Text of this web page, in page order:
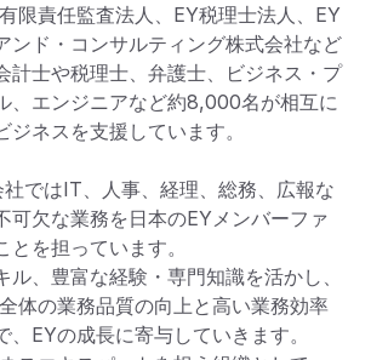
限責任監査法人、EY税理士法人、EY
ンド・コンサルティング株式会社など
計士や税理士、弁護士、ビジネス・プ
、エンジニアなど約8,000名が相互に
ネスを支援しています。
ではIT、人事、経理、総務、広報な
可欠な業務を日本のEYメンバーファ
を担っています。
ル、豊富な経験・専門知識を活かし、
体の業務品質の向上と高い業務効率
、EYの成長に寄与していきます。